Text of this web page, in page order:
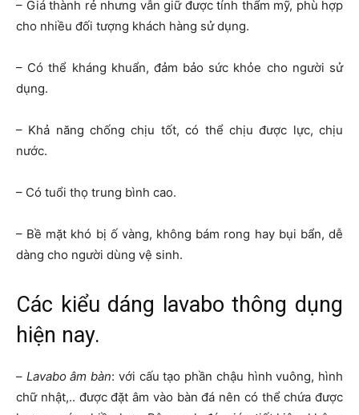
– Giá thành rẻ nhưng vẫn giữ được tính thẩm mỹ, phù hợp
cho nhiều đối tượng khách hàng sử dụng.
– Có thể kháng khuẩn, đảm bảo sức khỏe cho người sử
dụng.
– Khả năng chống chịu tốt, có thể chịu được lực, chịu
nước.
– Có tuổi thọ trung bình cao.
– Bề mặt khó bị ố vàng, không bám rong hay bụi bẩn, dễ
dàng cho người dùng vệ sinh.
Các kiểu dáng lavabo thông dụng
hiện nay.
– Lavabo âm bàn: với cấu tạo phần chậu hình vuông, hình
chữ nhật,.. được đặt âm vào bàn đá nên có thể chứa được